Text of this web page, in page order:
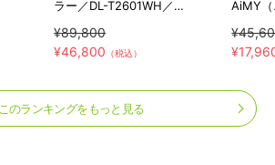
ラー／DL-T2601WH／
THREEUP(スリーアップ)／取
付工事不要／除湿
¥89,800
¥46,800 （税込）
AiMY
テナン
半袖半
このランキングをもっと見る